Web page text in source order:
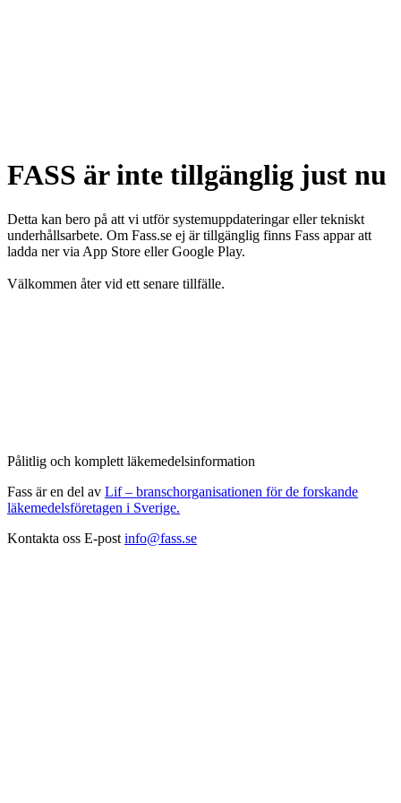
FASS är inte tillgänglig just nu
Detta kan bero på att vi utför systemuppdateringar eller tekniskt
underhållsarbete. Om Fass.se ej är tillgänglig finns Fass appar att
ladda ner via App Store eller Google Play.
Välkommen åter vid ett senare tillfälle.
Pålitlig och komplett läkemedelsinformation
Fass är en del av Lif – branschorganisationen för de forskande
läkemedelsföretagen i Sverige.
Kontakta oss E-post info@fass.se